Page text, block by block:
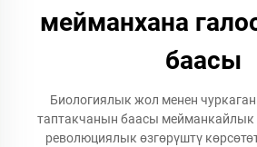
мейманхана
баасы
Биологиялык жол менен
таптакчанын баасы мейманкайлык
революциялык өзгөрүштү